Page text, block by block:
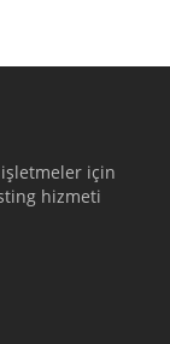
için
hizmeti